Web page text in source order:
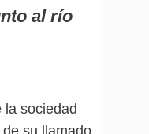
al río
sociedad